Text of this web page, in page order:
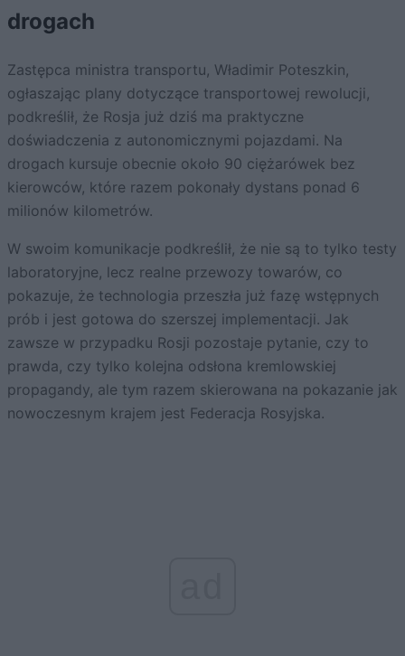
drogach
Zastępca ministra transportu, Władimir Poteszkin,
ogłaszając plany dotyczące transportowej rewolucji,
podkreślił, że Rosja już dziś ma praktyczne
doświadczenia z autonomicznymi pojazdami. Na
drogach kursuje obecnie około 90 ciężarówek bez
kierowców, które razem pokonały dystans ponad 6
milionów kilometrów.
W swoim komunikacje podkreślił, że nie są to tylko testy
laboratoryjne, lecz realne przewozy towarów, co
pokazuje, że technologia przeszła już fazę wstępnych
prób i jest gotowa do szerszej implementacji. Jak
zawsze w przypadku Rosji pozostaje pytanie, czy to
prawda, czy tylko kolejna odsłona kremlowskiej
propagandy, ale tym razem skierowana na pokazanie jak
nowoczesnym krajem jest Federacja Rosyjska.